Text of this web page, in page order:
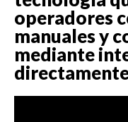
operadores
manuales y
mediante